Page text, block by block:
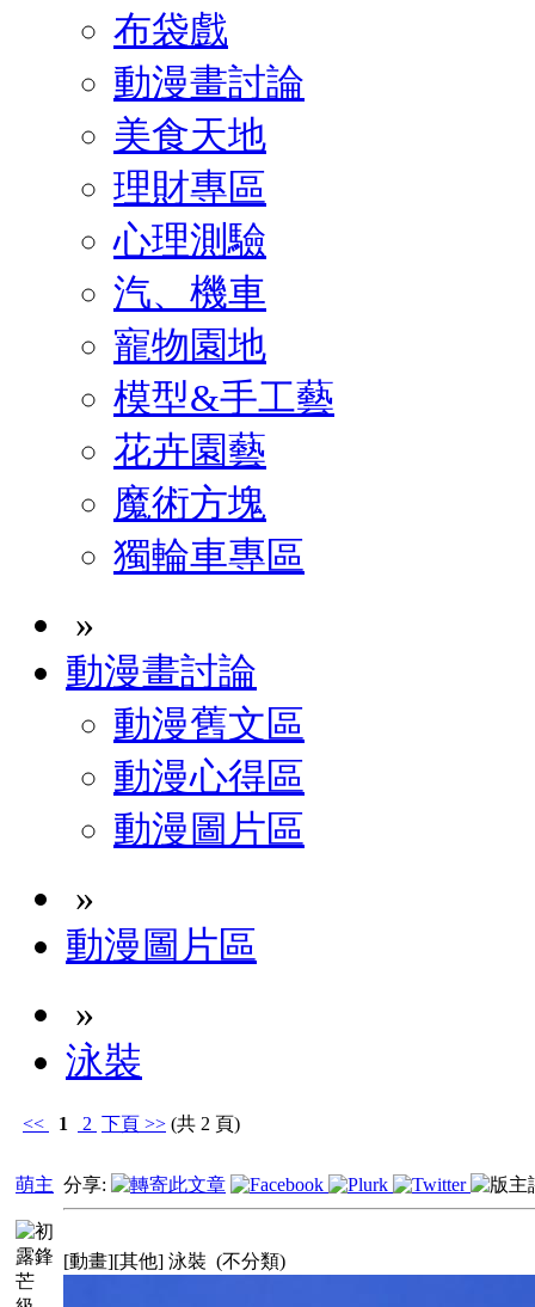
布袋戲
動漫畫討論
美食天地
理財專區
心理測驗
汽、機車
寵物園地
模型&手工藝
花卉園藝
魔術方塊
獨輪車專區
»
動漫畫討論
動漫舊文區
動漫心得區
動漫圖片區
»
動漫圖片區
»
泳裝
<< 1 2 下頁 >> (共 2 頁)
萌主 分享:
[動畫][其他] 泳裝 (不分類)